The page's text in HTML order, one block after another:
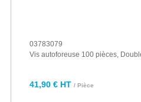
03783079
Vis autoforeuse 100 pièces,
41,90 € HT / Pièce